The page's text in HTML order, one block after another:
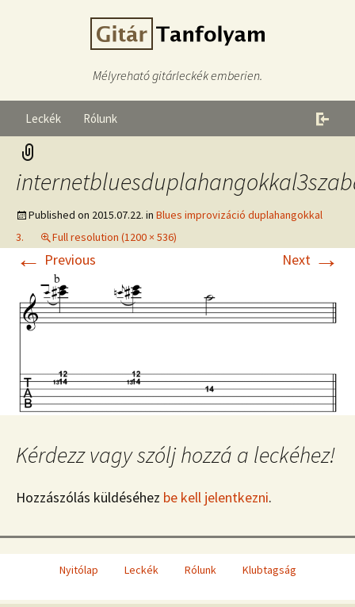
Mélyreható gitárleckék emberien.
Leckék Rólunk
Published on 2015.07.22. in Blues improvizáció duplahangokkal
3.
Full resolution (1200 × 536)
← Previous Next →
Kérdezz vagy szólj hozzá a leckéhez!
Hozzászólás küldéséhez be kell jelentkezni.
Nyitólap Leckék Rólunk Klubtagság